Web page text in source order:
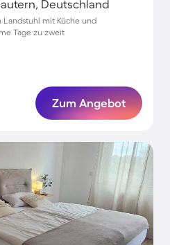
Deutschland
mit Küche und
Tage zu zweit
Zum Angebot